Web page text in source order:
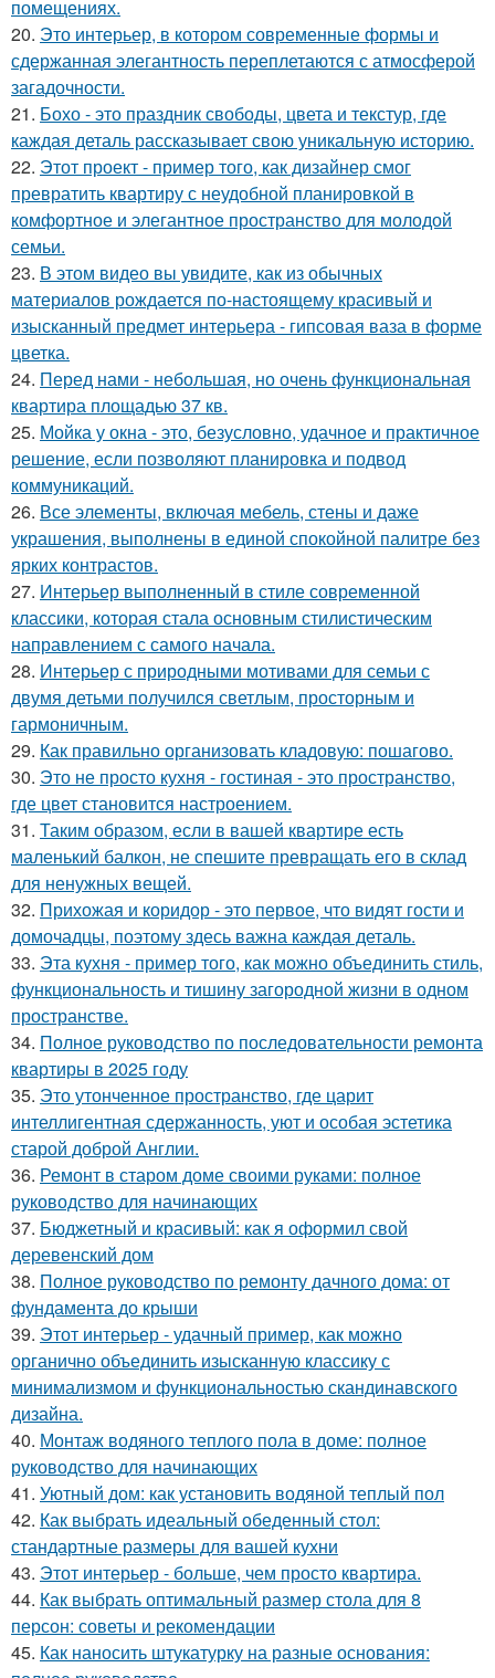
помещениях.
20. Это интерьер, в котором современные формы и
сдержанная элегантность переплетаются с атмосферой
загадочности.
21. Бохо - это праздник свободы, цвета и текстур, где
каждая деталь рассказывает свою уникальную историю.
22. Этот проект - пример того, как дизайнер смог
превратить квартиру с неудобной планировкой в
комфортное и элегантное пространство для молодой
семьи.
23. В этом видео вы увидите, как из обычных
материалов рождается по-настоящему красивый и
изысканный предмет интерьера - гипсовая ваза в форме
цветка.
24. Перед нами - небольшая, но очень функциональная
квартира площадью 37 кв.
25. Мойка у окна - это, безусловно, удачное и практичное
решение, если позволяют планировка и подвод
коммуникаций.
26. Все элементы, включая мебель, стены и даже
украшения, выполнены в единой спокойной палитре без
ярких контрастов.
27. Интерьер выполненный в стиле современной
классики, которая стала основным стилистическим
направлением с самого начала.
28. Интерьер с природными мотивами для семьи с
двумя детьми получился светлым, просторным и
гармоничным.
29. Как правильно организовать кладовую: пошагово.
30. Это не просто кухня - гостиная - это пространство,
где цвет становится настроением.
31. Таким образом, если в вашей квартире есть
маленький балкон, не спешите превращать его в склад
для ненужных вещей.
32. Прихожая и коридор - это первое, что видят гости и
домочадцы, поэтому здесь важна каждая деталь.
33. Эта кухня - пример того, как можно объединить стиль,
функциональность и тишину загородной жизни в одном
пространстве.
34. Полное руководство по последовательности ремонта
квартиры в 2025 году
35. Это утонченное пространство, где царит
интеллигентная сдержанность, уют и особая эстетика
старой доброй Англии.
36. Ремонт в старом доме своими руками: полное
руководство для начинающих
37. Бюджетный и красивый: как я оформил свой
деревенский дом
38. Полное руководство по ремонту дачного дома: от
фундамента до крыши
39. Этот интерьер - удачный пример, как можно
органично объединить изысканную классику с
минимализмом и функциональностью скандинавского
дизайна.
40. Монтаж водяного теплого пола в доме: полное
руководство для начинающих
41. Уютный дом: как установить водяной теплый пол
42. Как выбрать идеальный обеденный стол:
стандартные размеры для вашей кухни
43. Этот интерьер - больше, чем просто квартира.
44. Как выбрать оптимальный размер стола для 8
персон: советы и рекомендации
45. Как наносить штукатурку на разные основания: